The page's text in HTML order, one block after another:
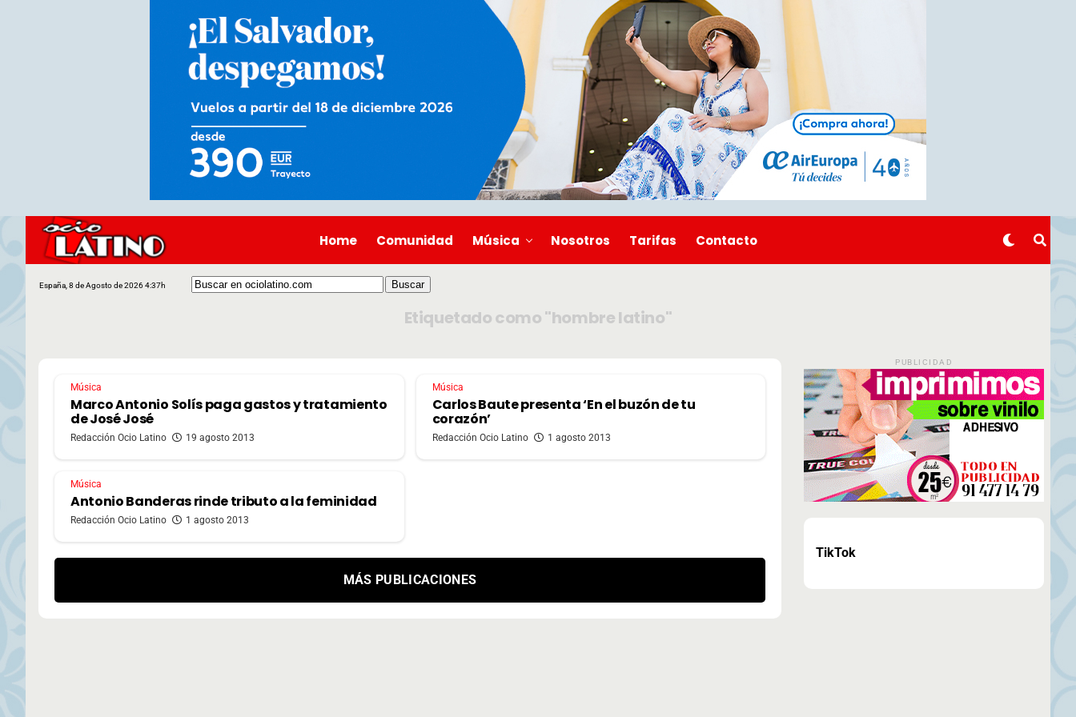
Home Comunidad Música Nosotros Tarifas Contacto
España, 8 de Agosto de 2026 4:37h
Etiquetado como "hombre latino"
Música
Marco Antonio Solís paga gastos y tratamiento
de José José
Redacción Ocio Latino 19 agosto 2013
Música
Carlos Baute presenta ‘En el buzón de tu
corazón’
Redacción Ocio Latino 1 agosto 2013
Música
Antonio Banderas rinde tributo a la feminidad
Redacción Ocio Latino 1 agosto 2013
MÁS PUBLICACIONES
PUBLICIDAD
TikTok